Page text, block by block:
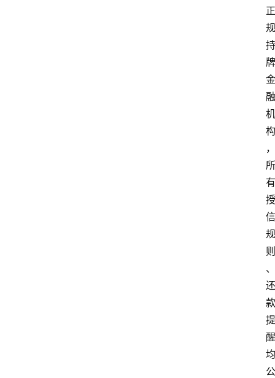
正
规
持
牌
金
融
机
构
，
所
有
授
信
规
则
、
还
款
提
醒
均
公